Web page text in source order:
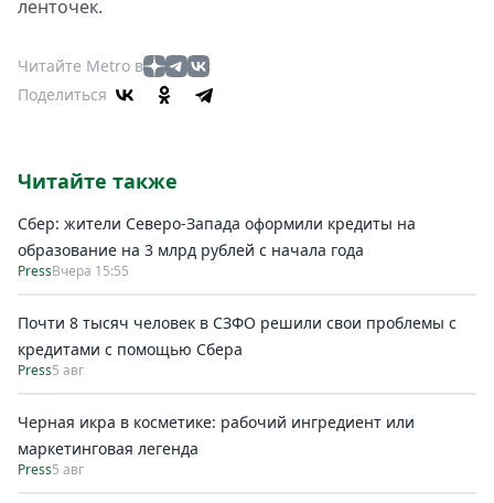
ленточек.
Читайте Metro в
Поделиться
Читайте также
Сбер: жители Северо-Запада оформили кредиты на
образование на 3 млрд рублей с начала года
PressВчера 15:55
Почти 8 тысяч человек в СЗФО решили свои проблемы с
кредитами с помощью Сбера
Press5 авг
Черная икра в косметике: рабочий ингредиент или
маркетинговая легенда
Press5 авг